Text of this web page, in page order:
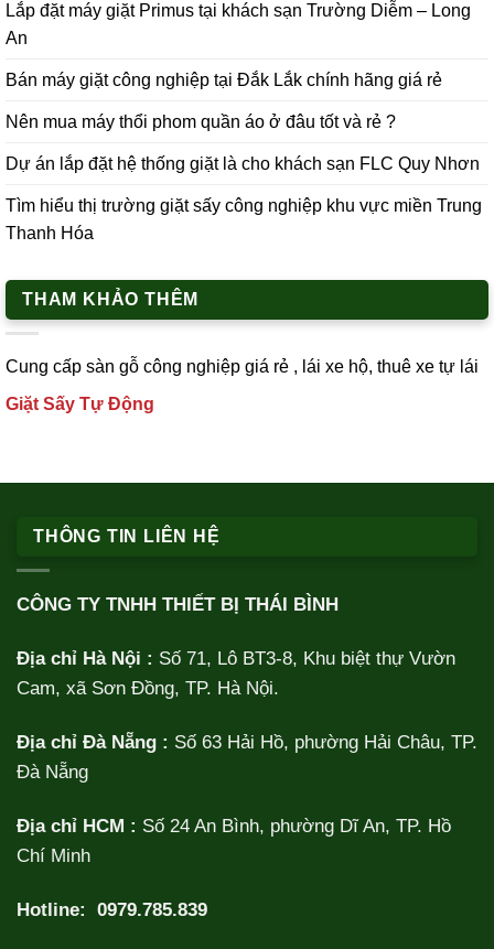
Lắp đặt máy giặt Primus tại khách sạn Trường Diễm – Long
An
Bán máy giặt công nghiệp tại Đắk Lắk chính hãng giá rẻ
Nên mua máy thổi phom quần áo ở đâu tốt và rẻ ?
Dự án lắp đặt hệ thống giặt là cho khách sạn FLC Quy Nhơn
Tìm hiểu thị trường giặt sấy công nghiệp khu vực miền Trung
Thanh Hóa
THAM KHẢO THÊM
Cung cấp sàn gỗ công nghiệp giá rẻ , lái xe hộ, thuê xe tự lái
Giặt Sấy Tự Động
THÔNG TIN LIÊN HỆ
CÔNG TY TNHH THIẾT BỊ THÁI BÌNH
Địa chỉ Hà Nội : Số 71, Lô BT3-8, Khu biệt thự Vườn
Cam, xã Sơn Đồng, TP. Hà Nội.
Địa chỉ Đà Nẵng : Số 63 Hải Hồ, phường Hải Châu, TP.
Đà Nẵng
Địa chỉ HCM : Số 24 An Bình, phường Dĩ An, TP. Hồ
Chí Minh
Hotline: 0979.785.839